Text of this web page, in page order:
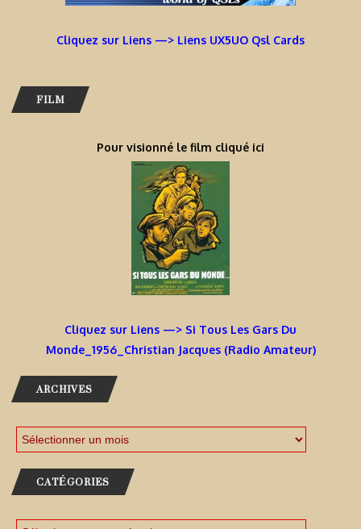
Cliquez sur Liens —> Liens UX5UO Qsl Cards
FILM
Pour visionné le film cliqué ici
Cliquez sur Liens —> Si Tous Les Gars Du
Monde_1956_Christian Jacques (Radio Amateur)
ARCHIVES
CATÉGORIES